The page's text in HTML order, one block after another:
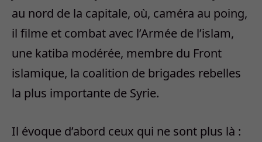
au nord de la capitale, où, caméra au poing,
il filme et combat avec l’Armée de l’islam,
une katiba modérée, membre du Front
islamique, la coalition de brigades rebelles
la plus importante de Syrie.
Il évoque d’abord ceux qui ne sont plus là :